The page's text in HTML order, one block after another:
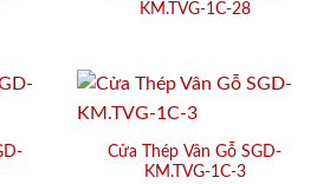
KM.TVG-1C-28
Cửa Thép Vân Gỗ SGD-
KM.TVG-1C-3